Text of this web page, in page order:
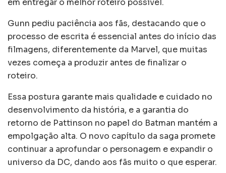
Gunn pediu paciência aos fãs, destacando que o
processo de escrita é essencial antes do início das
filmagens, diferentemente da Marvel, que muitas
vezes começa a produzir antes de finalizar o
roteiro.
Essa postura garante mais qualidade e cuidado no
desenvolvimento da história, e a garantia do
retorno de Pattinson no papel do Batman mantém a
empolgação alta. O novo capítulo da saga promete
continuar a aprofundar o personagem e expandir o
universo da DC, dando aos fãs muito o que esperar.